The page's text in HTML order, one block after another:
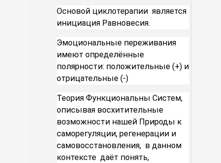
Основой циклотерапии является
инициация Равновесия.
Эмоциональные переживания
имеют определённые
полярности: положительные (+) и
отрицательные (-)
Теория Функциональны Систем,
описывая восхитительные
возможности нашей Природы к
саморегуляции, регенерации и
самовосстановления, в данном
контексте даёт понять,